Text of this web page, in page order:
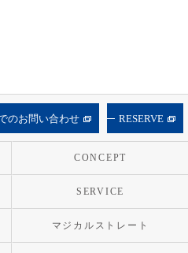
のお問い合わせ RESERVE
CONCEPT
SERVICE
マジカルストレート